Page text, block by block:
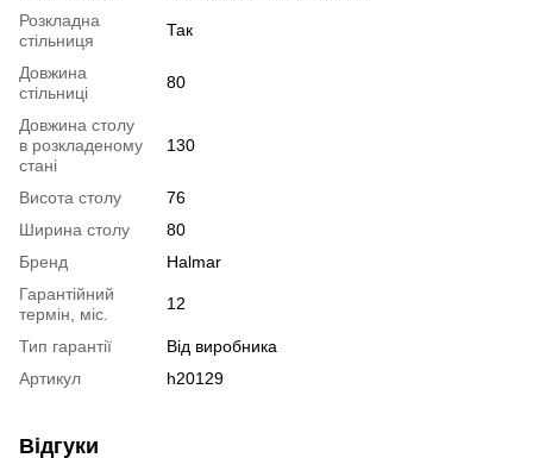
Розкладна
стільниця
Так
Довжина
стільниці
80
Довжина столу
в розкладеному
стані
130
Висота столу
76
Ширина столу
80
Бренд
Halmar
Гарантійний
термін, міс.
12
Тип гарантії
Від виробника
Артикул
h20129
Відгуки